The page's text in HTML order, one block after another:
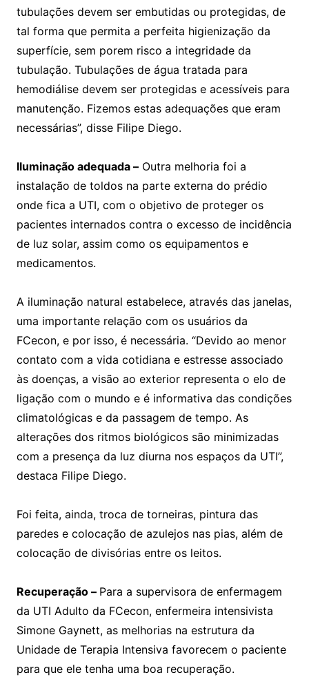
tubulações devem ser embutidas ou protegidas, de
tal forma que permita a perfeita higienização da
superfície, sem porem risco a integridade da
tubulação. Tubulações de água tratada para
hemodiálise devem ser protegidas e acessíveis para
manutenção. Fizemos estas adequações que eram
necessárias”, disse Filipe Diego.
Iluminação adequada –Outra melhoria foi a
instalação de toldos na parte externa do prédio
onde fica a UTI, com o objetivo de proteger os
pacientes internados contra o excesso de incidência
de luz solar, assim como os equipamentos e
medicamentos.
A iluminação natural estabelece, através das janelas,
uma importante relação com os usuários da
FCecon, e por isso, é necessária. “Devido ao menor
contato com a vida cotidiana e estresse associado
às doenças, a visão ao exterior representa o elo de
ligação com o mundo e é informativa das condições
climatológicas e da passagem de tempo. As
alterações dos ritmos biológicos são minimizadas
com a presença da luz diurna nos espaços da UTI”,
destaca Filipe Diego.
Foi feita, ainda, troca de torneiras, pintura das
paredes e colocação de azulejos nas pias, além de
colocação de divisórias entre os leitos.
Recuperação – Para a supervisora de enfermagem
da UTI Adulto da FCecon, enfermeira intensivista
Simone Gaynett, as melhorias na estrutura da
Unidade de Terapia Intensiva favorecem o paciente
para que ele tenha uma boa recuperação.